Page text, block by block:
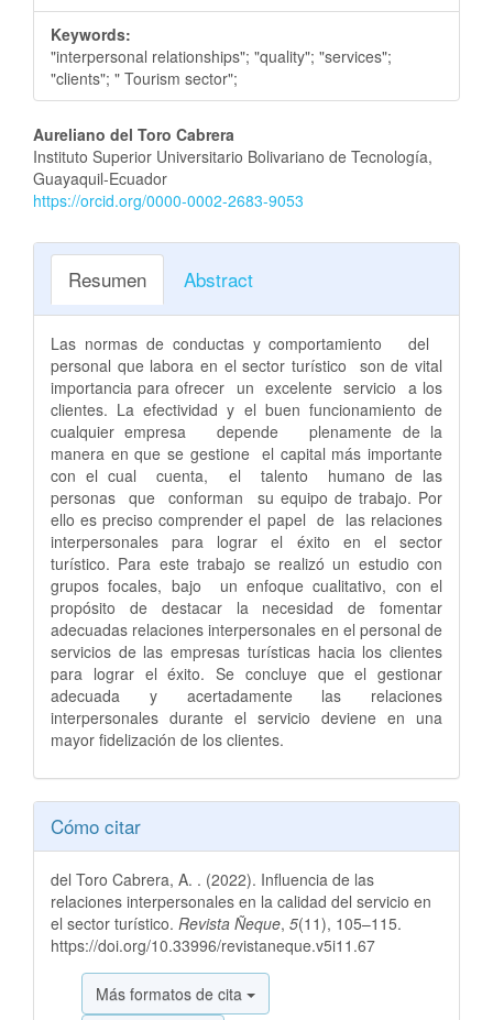
Keywords:
"interpersonal relationships"; "quality"; "services";
"clients"; " Tourism sector";
Contenido
principal
del
artículo
Aureliano del Toro Cabrera
Instituto Superior Universitario Bolivariano de Tecnología,
Guayaquil-Ecuador
https://orcid.org/0000-0002-2683-9053
Resumen Abstract
Las normas de conductas y comportamiento del
personal que labora en el sector turístico son de vital
importancia para ofrecer un excelente servicio a los
clientes. La efectividad y el buen funcionamiento de
cualquier empresa depende plenamente de la
manera en que se gestione el capital más importante
con el cual cuenta, el talento humano de las
personas que conforman su equipo de trabajo. Por
ello es preciso comprender el papel de las relaciones
interpersonales para lograr el éxito en el sector
turístico. Para este trabajo se realizó un estudio con
grupos focales, bajo un enfoque cualitativo, con el
propósito de destacar la necesidad de fomentar
adecuadas relaciones interpersonales en el personal de
servicios de las empresas turísticas hacia los clientes
para lograr el éxito. Se concluye que el gestionar
adecuada y acertadamente las relaciones
interpersonales durante el servicio deviene en una
mayor fidelización de los clientes.
Detalles
del
artículo
Cómo citar
del Toro Cabrera, A. . (2022). Influencia de las
relaciones interpersonales en la calidad del servicio en
el sector turístico. Revista Ñeque, 5(11), 105–115.
https://doi.org/10.33996/revistaneque.v5i11.67
Más formatos de cita